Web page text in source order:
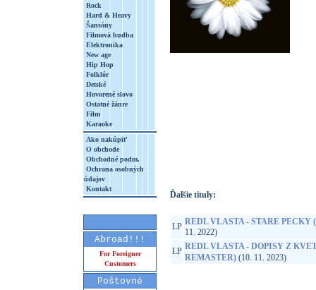
Rock
Hard & Heavy
Šansóny
Filmová hudba
Elektronika
New age
Hip Hop
Folklór
Detské
Hovorené slovo
Ostatné žánre
Film
Karaoke
Ako nakúpiť
O obchode
Obchodné podm.
Ochrana osobných
údajov
Kontakt
Abroad!!!
For Foreigner
Customers
Poštovné
Ďalšie tituly:
LP REDL VLASTA - STARE
11. 2022)
LP REDL VLASTA - DOPISY Z
REMASTER) (10. 11. 2023)